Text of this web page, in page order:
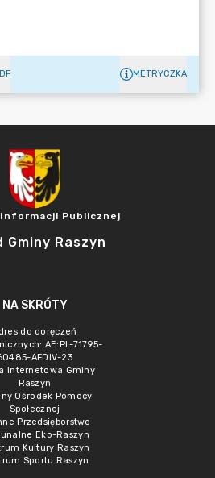
METRYCZKA
Publicznej
Gminy Raszyn
NA SKRÓTY
do doręczeń
AE:PL-71795-
AFDIV-23
internetowa Gminy
Raszyn
Ośrodek Pomocy
Społecznej
Przedsięborstwo
Eko-Raszyn
Kultury Raszyn
Sportu Raszyn